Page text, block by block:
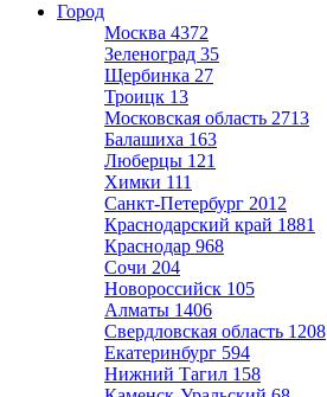
Город
Москва 4372
Зеленоград 35
Щербинка 27
Троицк 13
Московская область 2713
Балашиха 163
Люберцы 121
Химки 111
Санкт-Петербург 2012
Краснодарский край 1881
Краснодар 968
Сочи 204
Новороссийск 105
Алматы 1406
Свердловская область 1208
Екатеринбург 594
Нижний Тагил 158